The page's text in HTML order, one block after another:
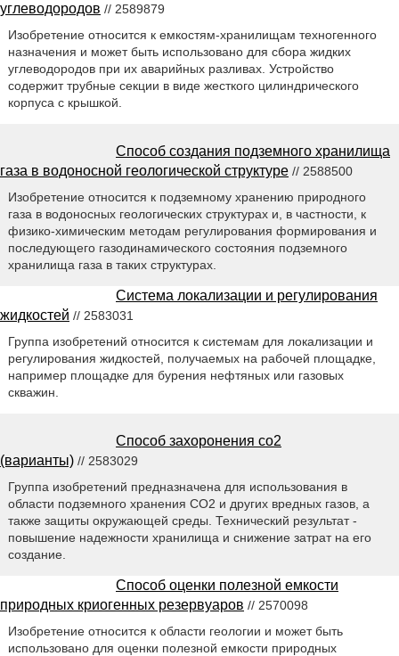
углеводородов // 2589879
Изобретение относится к емкостям-хранилищам техногенного
назначения и может быть использовано для сбора жидких
углеводородов при их аварийных разливах. Устройство
содержит трубные секции в виде жесткого цилиндрического
корпуса с крышкой.
Способ создания подземного хранилища
газа в водоносной геологической структуре // 2588500
Изобретение относится к подземному хранению природного
газа в водоносных геологических структурах и, в частности, к
физико-химическим методам регулирования формирования и
последующего газодинамического состояния подземного
хранилища газа в таких структурах.
Система локализации и регулирования
жидкостей // 2583031
Группа изобретений относится к системам для локализации и
регулирования жидкостей, получаемых на рабочей площадке,
например площадке для бурения нефтяных или газовых
скважин.
Способ захоронения co2
(варианты) // 2583029
Группа изобретений предназначена для использования в
области подземного хранения CO2 и других вредных газов, а
также защиты окружающей среды. Технический результат -
повышение надежности хранилища и снижение затрат на его
создание.
Способ оценки полезной емкости
природных криогенных резервуаров // 2570098
Изобретение относится к области геологии и может быть
использовано для оценки полезной емкости природных